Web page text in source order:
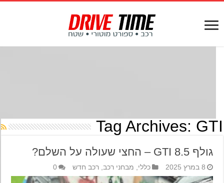
Tag Archives:
גולף GTI 8.5 – החצי שעולה על השלם?
8 במרץ 2025 כללי,מבחני רכב,רכב חדש 0